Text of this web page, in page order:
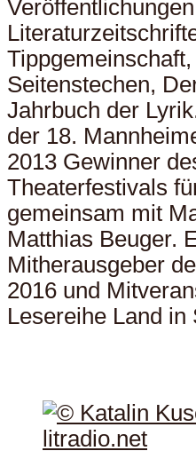
Seitenstechen,
Jahrbuch der
der 18.
2013 Gewinner
Theaterfestivals
gemeinsam mit
Matthias Beuger.
Mitherausgeber
2016 und
Lesereihe Land in